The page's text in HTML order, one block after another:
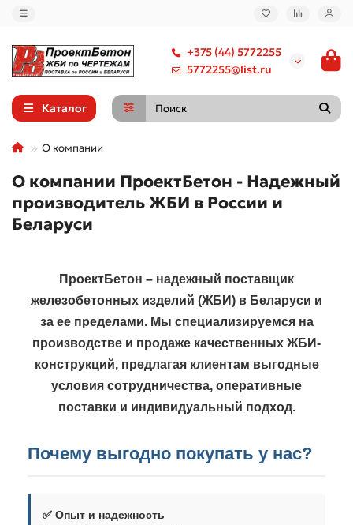
+375 (44) 5772255
5772255@list.ru
Каталог
О компании
О компании ПроектБетон - Надежный
производитель ЖБИ в России и
Беларуси
ПроектБетон – надежный поставщик
железобетонных изделий (ЖБИ) в Беларуси и
за ее пределами. Мы специализируемся на
производстве и продаже качественных ЖБИ-
конструкций, предлагая клиентам выгодные
условия сотрудничества, оперативные
поставки и индивидуальный подход.
Почему выгодно покупать у нас?
✅ Опыт и надежность